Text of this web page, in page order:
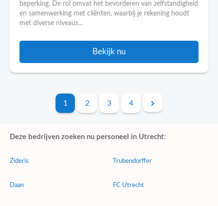
beperking. De rol omvat het bevorderen van zelfstandigheid
en samenwerking met cliënten, waarbij je rekening houdt
met diverse niveaus...
Bekijk nu
1 2 3 4
Deze bedrijven zoeken nu personeel in Utrecht:
Zideris
Daan
Trubendorffer
FC Utrecht